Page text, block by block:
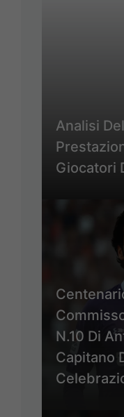
Analisi
Giocatori
N.10 Di
Capitano